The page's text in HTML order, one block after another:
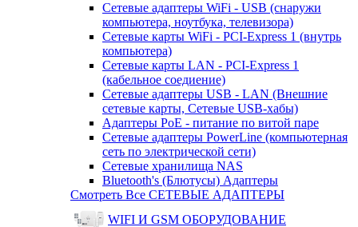
Сетевые адаптеры WiFi - USB (снаружи
компьютера, ноутбука, телевизора)
Сетевые карты WiFi - PCI-Express 1 (внутрь
компьютера)
Сетевые карты LAN - PCI-Express 1
(кабельное соедиение)
Сетевые адаптеры USB - LAN (Внешние
сетевые карты, Сетевые USB-хабы)
Адаптеры PoE - питание по витой паре
Сетевые адаптеры PowerLine (компьютерная
сеть по электрической сети)
Сетевые хранилища NAS
Bluetooth's (Блютусы) Адаптеры
Смотреть Все СЕТЕВЫЕ АДАПТЕРЫ
WIFI И GSM ОБОРУДОВАНИЕ